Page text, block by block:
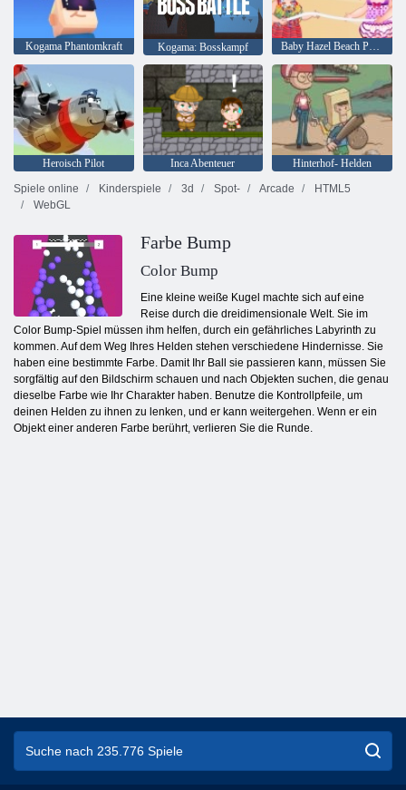
Kogama Phantomkraft Kogama: Bosskampf Baby Hazel Beach Party
Heroisch Pilot Inca Abenteuer
Hinterhof- Helden
Spiele online
Kinderspiele 3d Spot- Arcade
HTML5
WebGL
Farbe Bump
Color Bump
Eine kleine weiße Kugel machte sich auf eine
Reise durch die dreidimensionale Welt. Sie im
Color Bump-Spiel müssen ihm helfen, durch ein gefährliches Labyrinth zu
kommen. Auf dem Weg Ihres Helden stehen verschiedene Hindernisse. Sie
haben eine bestimmte Farbe. Damit Ihr Ball sie passieren kann, müssen Sie
sorgfältig auf den Bildschirm schauen und nach Objekten suchen, die genau
dieselbe Farbe wie Ihr Charakter haben. Benutze die Kontrollpfeile, um
deinen Helden zu ihnen zu lenken, und er kann weitergehen. Wenn er ein
Objekt einer anderen Farbe berührt, verlieren Sie die Runde.